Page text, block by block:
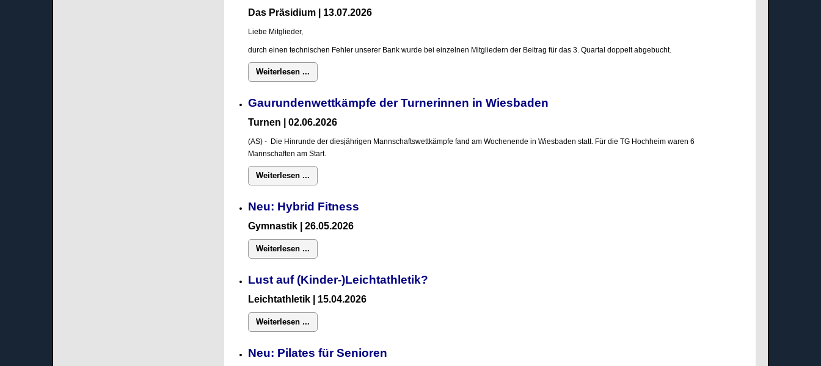
Das Präsidium | 13.07.2026
Liebe Mitglieder,
durch einen technischen Fehler unserer Bank wurde bei einzelnen Mitgliedern der Beitrag für das 3. Quartal doppelt abgebucht.
Weiterlesen ...
Gaurundenwettkämpfe der Turnerinnen in Wiesbaden
Turnen | 02.06.2026
(AS) - Die Hinrunde der diesjährigen Mannschaftswettkämpfe fand am Wochenende in Wiesbaden statt. Für die TG Hochheim waren 6
Mannschaften am Start.
Weiterlesen ...
Neu: Hybrid Fitness
Gymnastik | 26.05.2026
Weiterlesen ...
Lust auf (Kinder-)Leichtathletik?
Leichtathletik | 15.04.2026
Weiterlesen ...
Neu: Pilates für Senioren